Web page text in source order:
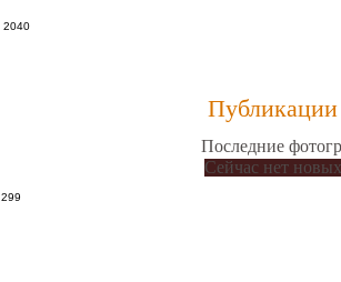
2040
299
Публикации
Последние
Сейчас нет